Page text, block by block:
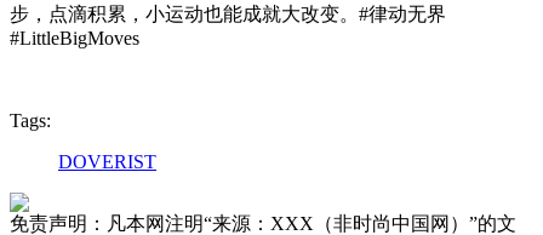
步，点滴积累，小运动也能成就大改变。#律动无界
#LittleBigMoves
Tags:
DOVERIST
免责声明：凡本网注明“来源：XXX（非时尚中国网）”的文